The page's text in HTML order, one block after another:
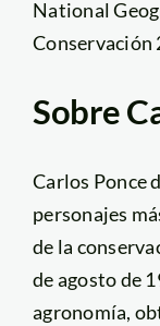
National
Conservación
Sobre
Carlos Ponce
personajes
de la
de agosto de
agronomía,